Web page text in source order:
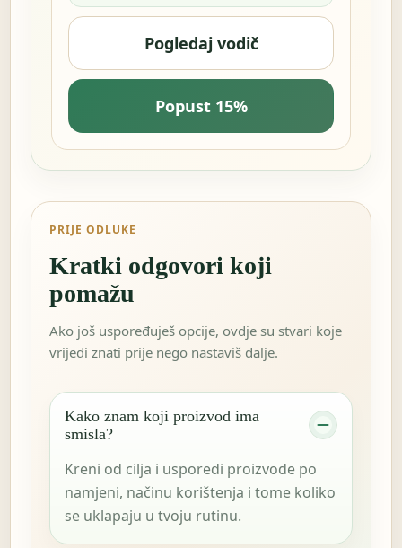
Pogledaj vodič
Popust 15%
PRIJE ODLUKE
Kratki odgovori koji
pomažu
Ako još uspoređuješ opcije, ovdje su stvari koje
vrijedi znati prije nego nastaviš dalje.
Kako znam koji proizvod ima
smisla?
Kreni od cilja i usporedi proizvode po
namjeni, načinu korištenja i tome koliko
se uklapaju u tvoju rutinu.